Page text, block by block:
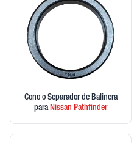
Cono o Separador de Balinera
paraNissan Pathfinder